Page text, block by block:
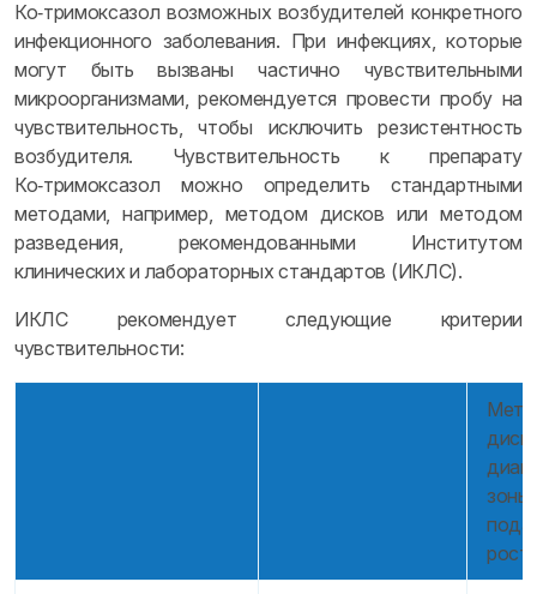
Ко‑тримоксазол возможных возбудителей конкретного
инфекционного заболевания. При инфекциях, которые
могут быть вызваны частично чувствительными
микроорганизмами, рекомендуется провести пробу на
чувствительность, чтобы исключить резистентность
возбудителя. Чувствительность к препарату
Ко‑тримоксазол можно определить стандартными
методами, например, методом дисков или методом
разведения, рекомендованными Институтом
клинических и лабораторных стандартов (ИКЛС).
ИКЛС рекомендует следующие критерии
чувствительности:
зоны